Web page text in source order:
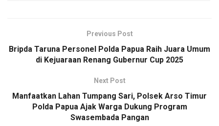
Previous Post
Bripda Taruna Personel Polda Papua Raih Juara Umum
di Kejuaraan Renang Gubernur Cup 2025
Next Post
Manfaatkan Lahan Tumpang Sari, Polsek Arso Timur
Polda Papua Ajak Warga Dukung Program
Swasembada Pangan